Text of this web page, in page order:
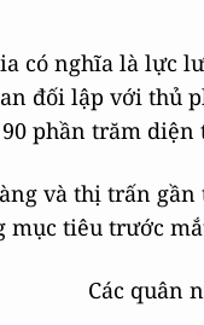
có nghĩa là lực
đối lập với thủ
phần trăm diện
và thị trấn
mục tiêu trước
Các quân